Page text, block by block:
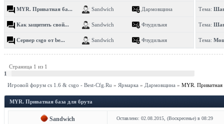
MYR. Приватная ба... Sandwich Дармовщина
Как защитить свой... Sandwich Флудильня
Сервер csgo от be... Sandwich Флудильня
Тема:
Тема:
Тема:
Страница 1 из 1
1
Игровой форум cs 1.6 & csgo - Best-Cfg.Ru » Ярмарка » Дармовщина » MYR. Приватная
MYR. Приватная база для брута
Sandwich Оставлено: 02.08.2015, (Воскресенье) в 08:29